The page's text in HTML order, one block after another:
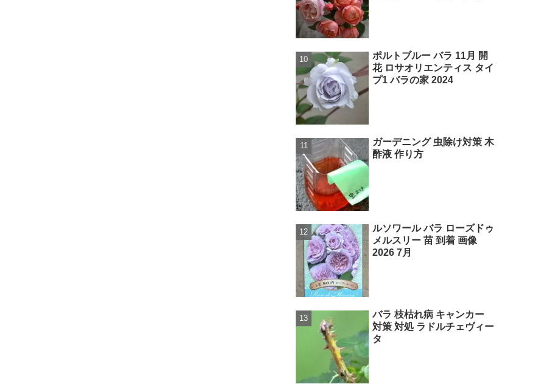
ポルトブルー バラ 11月 開
花 ロサオリエンティス タイ
プ1 バラの家 2024
ガーデニング 虫除け対策 木
酢液 作り方
ルソワール バラ ローズドゥ
メルスリー 苗 到着 画像
2026 7月
バラ 枝枯れ病 キャンカー
対策 対処 ラドルチェヴィー
タ